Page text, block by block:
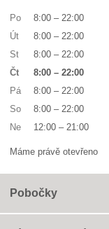
Po 8:00 – 22:00
Út
8:00 – 22:00
St
8:00 – 22:00
Čt
8:00 – 22:00
Pá
8:00 – 22:00
So
8:00 – 22:00
Ne
12:00 – 21:00
Máme právě otevřeno
Pobočky